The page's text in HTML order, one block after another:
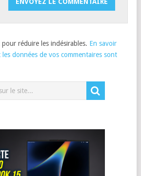
réduire les indésirables. En savoir
données de vos commentaires sont